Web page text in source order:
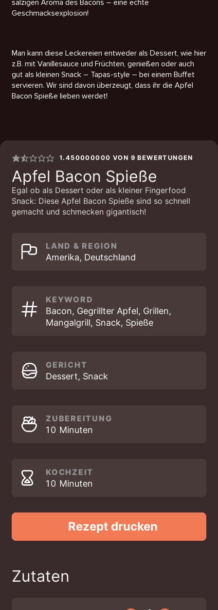
salzigen Aroma des Bacons – eine echte
Geschmacksexplosion!
Man kann diese Leckereien entweder als Dessert, wie hier
z.B. mit Vanillesauce und Früchten, genießen oder auch
gut als kleinen Snack – Tapas-style – bei einem Buffet
servieren. Wir sind davon überzeugt, dass ihr die Apfel
Bacon Spieße lieben werdet!
1.450000000 VON 9 BEWERTUNGEN
Apfel Bacon Spieße
Egal ob als Dessert oder als kleiner Fingerfood
Snack: Diese Apfel Bacon Spieße sind so schnell
gemacht und schmecken gigantisch!
LAND & REGION
Amerika, Deutschland
KEYWORD
Bacon, Gegrillter Apfel, Grillen,
Mangalgrill, Snack, Spieße
GERICHT
Dessert, Snack
ZUBEREITUNG
10 MINUTEN
Minuten
KOCHZEIT
10 MINUTEN
Minuten
Rezept drucken
Zutaten